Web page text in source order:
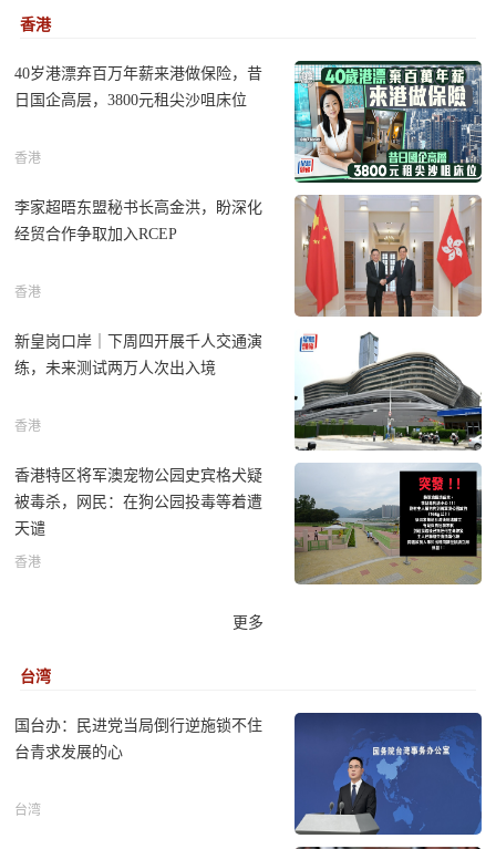
香港
40岁港漂弃百万年薪来港做保险，昔
日国企高层，3800元租尖沙咀床位
香港
李家超晤东盟秘书长高金洪，盼深化
经贸合作争取加入RCEP
香港
新皇岗口岸｜下周四开展千人交通演
练，未来测试两万人次出入境
香港
香港特区将军澳宠物公园史宾格犬疑
被毒杀，网民：在狗公园投毒等着遭
天谴
香港
更多
台湾
国台办：民进党当局倒行逆施锁不住
台青求发展的心
台湾